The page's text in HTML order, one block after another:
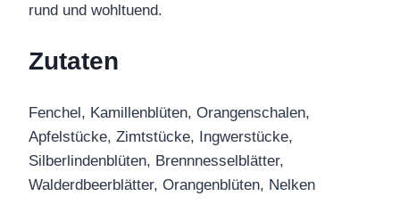
rund und wohltuend.
Zutaten
Fenchel, Kamillenblüten, Orangenschalen,
Apfelstücke, Zimtstücke, Ingwerstücke,
Silberlindenblüten, Brennnesselblätter,
Walderdbeerblätter, Orangenblüten, Nelken